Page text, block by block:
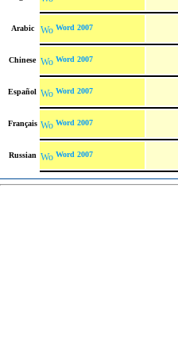
Arabic Word 2007
Chinese Word 2007
Español Word 2007
Français Word 2007
Russian Word 2007